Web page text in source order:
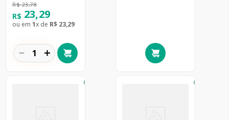
R$ 23,78
R$ 23,29
ou em 1x de R$ 23,29
＋
－